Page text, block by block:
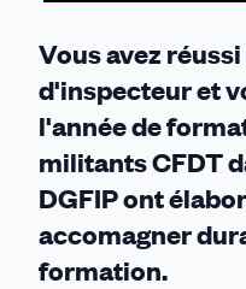
Vous avez
d'inspecteur et
l'année de
militants CFDT
DGFIP ont
accomagner
formation.